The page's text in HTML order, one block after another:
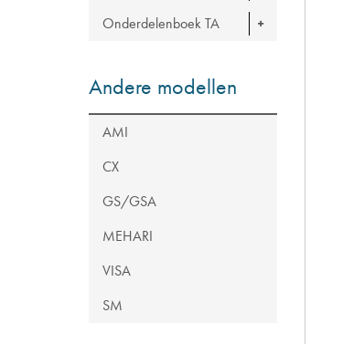
Onderdelenboek TA
Andere modellen
AMI
CX
GS/GSA
MEHARI
VISA
SM